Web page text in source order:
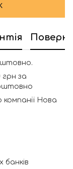
за
компанії Нова